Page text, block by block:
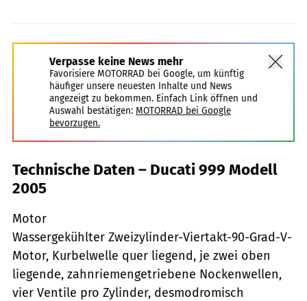
Verpasse keine News mehr
Favorisiere MOTORRAD bei Google, um künftig
häufiger unsere neuesten Inhalte und News
angezeigt zu bekommen. Einfach Link öffnen und
Auswahl bestätigen: MOTORRAD bei Google
bevorzugen.
Technische Daten – Ducati 999 Modell
2005
Motor
Wassergekühlter Zweizylinder-Viertakt-90-Grad-V-
Motor, Kurbelwelle quer liegend, je zwei oben
liegende, zahnriemengetriebene Nockenwellen,
vier Ventile pro Zylinder, desmodromisch